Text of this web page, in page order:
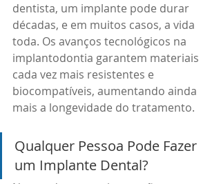
dentista, um implante pode durar
décadas, e em muitos casos, a vida
toda. Os avanços tecnológicos na
implantodontia garantem materiais
cada vez mais resistentes e
biocompatíveis, aumentando ainda
mais a longevidade do tratamento.
Qualquer Pessoa Pode Fazer
um Implante Dental?